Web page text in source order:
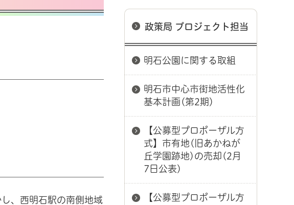
、西明石駅の南側地域
政策局 プロジェクト担当
明石公園に関する取組
明石市中心市街地活性化
基本計画(第2期)
【公募型プロポーザル方
式】市有地(旧あかねが
丘学園跡地)の売却(2月
7日公表)
【公募型プロポーザル方